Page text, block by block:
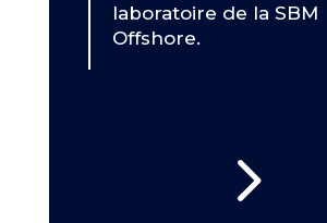
laboratoire de la SBM
Offshore.
5